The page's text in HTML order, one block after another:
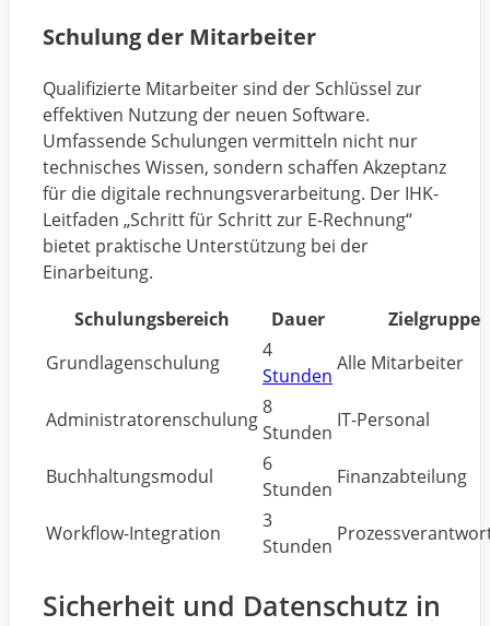
Schulung der Mitarbeiter
Qualifizierte Mitarbeiter sind der Schlüssel zur
effektiven Nutzung der neuen Software.
Umfassende Schulungen vermitteln nicht nur
technisches Wissen, sondern schaffen Akzeptanz
für die digitale rechnungsverarbeitung. Der IHK-
Leitfaden „Schritt für Schritt zur E-Rechnung“
bietet praktische Unterstützung bei der
Einarbeitung.
Schulungsbereich
Dauer
Zielgruppe
Grundlagenschulung
4
Stunden
Alle Mitarbeiter
Administratorenschulung
8
Stunden
IT-Personal
Buchhaltungsmodul
6
Stunden
Finanzabteilung
Workflow-Integration
3
Stunden
Sicherheit und Datenschutz in